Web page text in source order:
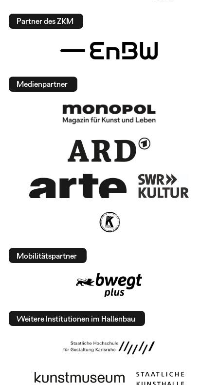
Partner des ZKM
Medienpartner
Mobilitätspartner
Weitere Institutionen im Hallenbau